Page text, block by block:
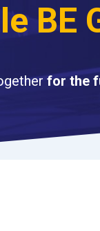
BE
for the